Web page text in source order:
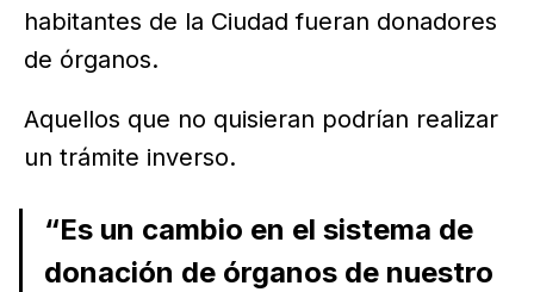
habitantes de la Ciudad fueran donadores
de órganos.
Aquellos que no quisieran podrían realizar
un trámite inverso.
“Es un cambio en el sistema de
donación de órganos de nuestro